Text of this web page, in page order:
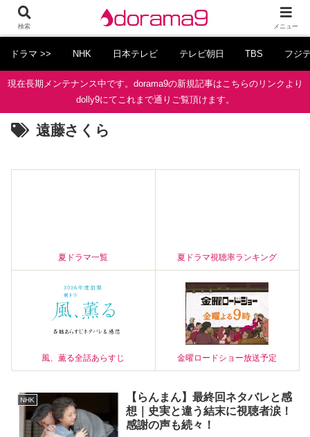
ドラマ >> NHK 日本テレビ テレビ朝日 TBS フジ
現在長期メンテナンス中です。dorama9の新規記事はこちらのリンクより
dolly9にてこれまで通りご覧頂けます。
遠藤さくら
夏ドラマ一覧 夏ドラマ視聴率ランキング
風、薫る全話あらすじ 金曜ロードショー放送予定
NHK
【らんまん】最終回ネタバレと感
想｜史実と違う結末に視聴者涙！
感謝の声も続々！
検索 メニュー